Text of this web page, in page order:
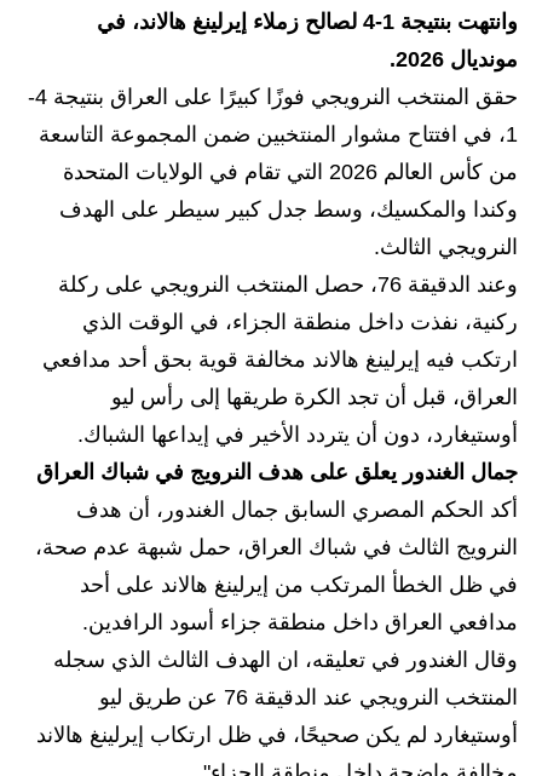
الاخبار الاقتصادية
الاخبار الرياضية
المدارس
اخبار وقرارات وزارة التربية
المرحلة الابتدائية
المرحلة المتوسطة
المرحلة الاعدادية
اسئلة وزارية
المرحلة الابتدائية
المرحلة المتوسطة
المرحلة الاعدادية
مرشحات
المرحلة الابتدائية
وانتهت بنتيجة 1-4 لصالح زملاء إيرلينغ هالاند، في
مونديال 2026.
حقق المنتخب النرويجي فوزًا كبيرًا على العراق بنتيجة 4-
1، في افتتاح مشوار المنتخبين ضمن المجموعة التاسعة
من كأس العالم 2026 التي تقام في الولايات المتحدة
وكندا والمكسيك، وسط جدل كبير سيطر على الهدف
النرويجي الثالث.
وعند الدقيقة 76، حصل المنتخب النرويجي على ركلة
ركنية، نفذت داخل منطقة الجزاء، في الوقت الذي
ارتكب فيه إيرلينغ هالاند مخالفة قوية بحق أحد مدافعي
العراق، قبل أن تجد الكرة طريقها إلى رأس ليو
أوستيغارد، دون أن يتردد الأخير في إيداعها الشباك.
جمال الغندور يعلق على هدف النرويج في شباك العراق
أكد الحكم المصري السابق جمال الغندور، أن هدف
النرويج الثالث في شباك العراق، حمل شبهة عدم صحة،
في ظل الخطأ المرتكب من إيرلينغ هالاند على أحد
مدافعي العراق داخل منطقة جزاء أسود الرافدين.
وقال الغندور في تعليقه، ان الهدف الثالث الذي سجله
المنتخب النرويجي عند الدقيقة 76 عن طريق ليو
أوستيغارد لم يكن صحيحًا، في ظل ارتكاب إيرلينغ هالاند